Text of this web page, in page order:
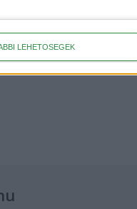
LEHETŐSÉGEK